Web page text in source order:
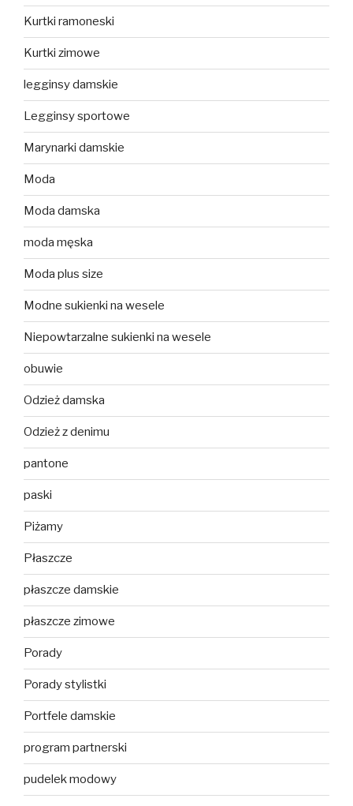
Kurtki ramoneski
Kurtki zimowe
legginsy damskie
Legginsy sportowe
Marynarki damskie
Moda
Moda damska
moda męska
Moda plus size
Modne sukienki na wesele
Niepowtarzalne sukienki na wesele
obuwie
Odzież damska
Odzież z denimu
pantone
paski
Piżamy
Płaszcze
płaszcze damskie
płaszcze zimowe
Porady
Porady stylistki
Portfele damskie
program partnerski
pudelek modowy